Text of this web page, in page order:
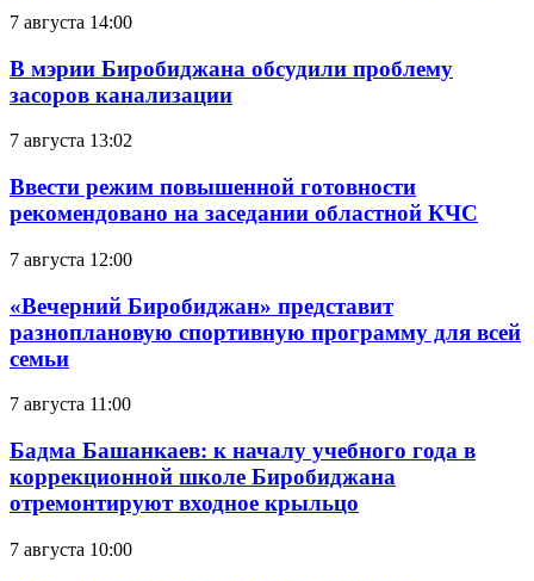
7 августа 14:00
В мэрии Биробиджана обсудили проблему
засоров канализации
7 августа 13:02
Ввести режим повышенной готовности
рекомендовано на заседании областной КЧС
7 августа 12:00
«Вечерний Биробиджан» представит
разноплановую спортивную программу для всей
семьи
7 августа 11:00
Бадма Башанкаев: к началу учебного года в
коррекционной школе Биробиджана
отремонтируют входное крыльцо
7 августа 10:00